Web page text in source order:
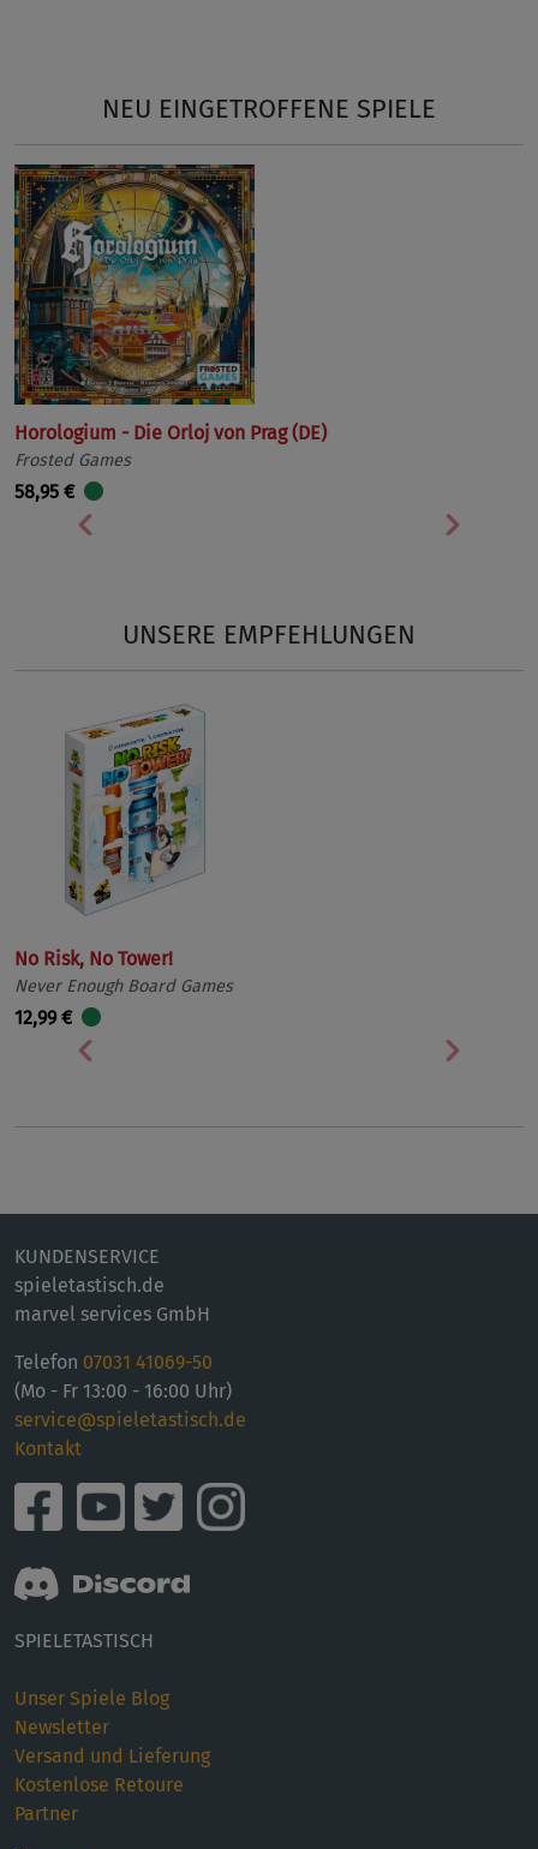
NEU EINGETROFFENE SPIELE
Horologium - Die Orloj von Prag (DE)
Frosted Games
58,95 €
Vorherige
UNSERE EMPFEHLUNGEN
No Risk, No Tower!
Never Enough Board Games
12,99 €
Vorherige
KUNDENSERVICE
spieletastisch.de
marvel services GmbH
Telefon 07031 41069-50
(Mo - Fr 13:00 - 16:00 Uhr)
service@spieletastisch.de
Kontakt
SPIELETASTISCH
Unser Spiele Blog
Newsletter
Versand und Lieferung
Kostenlose Retoure
Partner